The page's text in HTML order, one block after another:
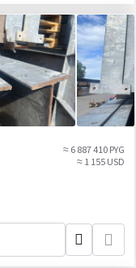
≈ 6 887 410 PYG
≈ 1 155 USD